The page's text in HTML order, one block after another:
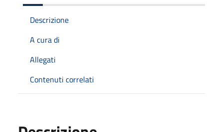
Descrizione
A cura di
Allegati
Contenuti correlati